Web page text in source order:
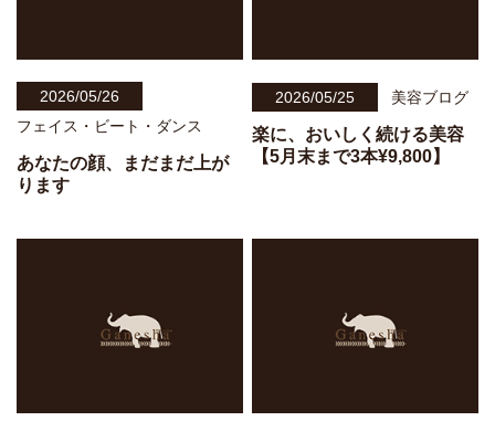
2026/05/26
フェイス・ビート・ダンス
あなたの顔、まだまだ上が
ります
2026/05/25 美容ブログ
楽に、おいしく続ける美容
【5月末まで3本¥9,800】